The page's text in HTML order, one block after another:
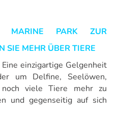
MARINE PARK ZUR
SIE MEHR ÜBER TIERE
einzigartige Gelgenheit
um Delfine, Seelöwen,
noch viele Tiere mehr zu
und gegenseitig auf sich